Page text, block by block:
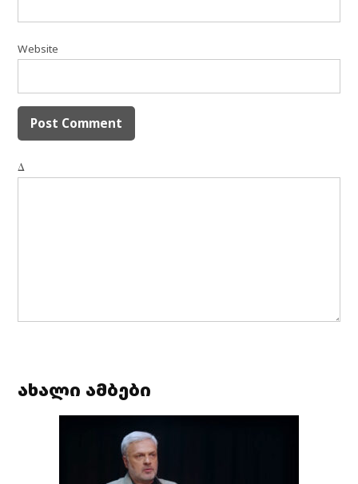
Website
Δ
ახალი ამბები